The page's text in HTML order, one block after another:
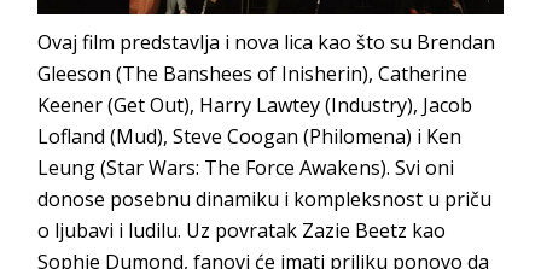
Ovaj film predstavlja i nova lica kao što su Brendan
Gleeson (The Banshees of Inisherin), Catherine
Keener (Get Out), Harry Lawtey (Industry), Jacob
Lofland (Mud), Steve Coogan (Philomena) i Ken
Leung (Star Wars: The Force Awakens). Svi oni
donose posebnu dinamiku i kompleksnost u priču
o ljubavi i ludilu. Uz povratak Zazie Beetz kao
Sophie Dumond, fanovi će imati priliku ponovo da